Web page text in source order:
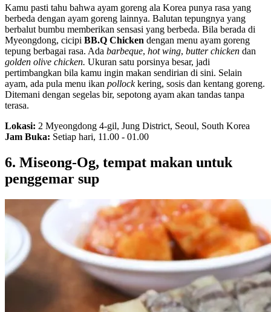
Kamu pasti tahu bahwa ayam goreng ala Korea punya rasa yang
berbeda dengan ayam goreng lainnya. Balutan tepungnya yang
berbalut bumbu memberikan sensasi yang berbeda. Bila berada di
Myeongdong, cicipi BB.Q Chicken dengan menu ayam goreng
tepung berbagai rasa. Ada barbeque, hot wing, butter chicken dan
golden olive chicken. Ukuran satu porsinya besar, jadi
pertimbangkan bila kamu ingin makan sendirian di sini. Selain
ayam, ada pula menu ikan pollockkering, sosis dan kentang goreng.
Ditemani dengan segelas bir, sepotong ayam akan tandas tanpa
terasa.
Lokasi: 2 Myeongdong 4-gil, Jung District, Seoul, South Korea
Jam Buka: Setiap hari, 11.00 - 01.00
6. Miseong-Og, tempat makan untuk
penggemar sup